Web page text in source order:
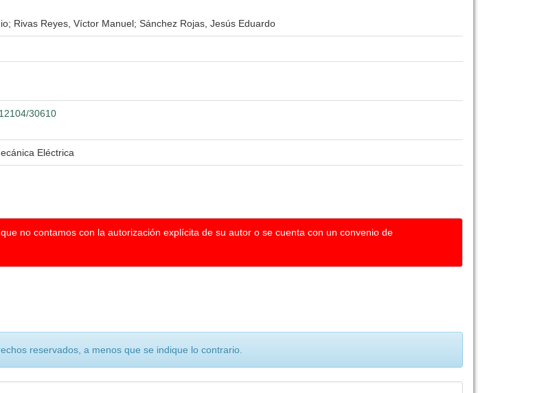
Rivas Reyes, Víctor Manuel; Sánchez Rojas, Jesús Eduardo
30610
Eléctrica
no contamos con la autorización explícita de su autor o se cuenta con un convenio de
reservados, a menos que se indique lo contrario.